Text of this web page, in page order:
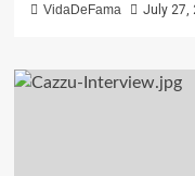
VidaDeFama July 27,